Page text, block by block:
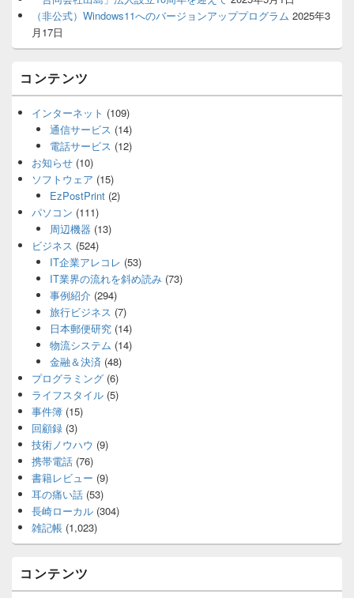
（非公式）Windows11へのバージョンアッププログラム 2025年3
月17日
コンテンツ
インターネット (109)
通信サービス (14)
電話サービス (12)
お知らせ (10)
ソフトウェア (15)
EzPostPrint(2)
パソコン (111)
周辺機器 (13)
ビジネス (524)
IT企業アレコレ (53)
IT業界の流れを斜め読み(73)
事例紹介(294)
旅行ビジネス (7)
日本郵便研究(14)
物流システム (14)
金融＆決済 (48)
プログラミング (6)
ライフスタイル (5)
事件簿 (15)
回顧録 (3)
技術ノウハウ (9)
携帯電話 (76)
書籍レビュー (9)
耳の痛い話 (53)
長崎ローカル (304)
雑記帳 (1,023)
コンテンツ